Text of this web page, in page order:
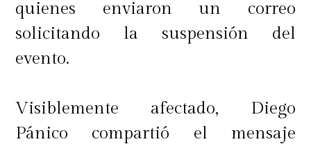
quienes enviaron un correo
solicitando la suspensión del
evento.
Visiblemente afectado, Diego
Pánico compartió el mensaje